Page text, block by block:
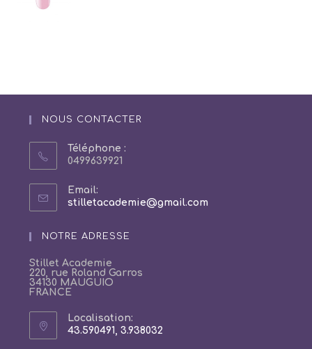
NOUS CONTACTER
Téléphone :
0499639921
Email:
stilletacademie@gmail.comS’ouvre
NOTRE ADRESSE
Stillet Academie
220, rue Roland Garros
34130 MAUGUIO
FRANCE
Localisation:
43.590491, 3.938032